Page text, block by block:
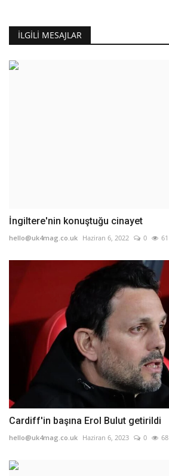
İLGILI MESAJLAR
İngiltere'nin konuştuğu cinayet
hello@uk4mag.co.uk Haziran 6, 2022 0 61
Cardiff'in başına Erol Bulut getirildi
hello@uk4mag.co.uk Haziran 6, 2023 0 68